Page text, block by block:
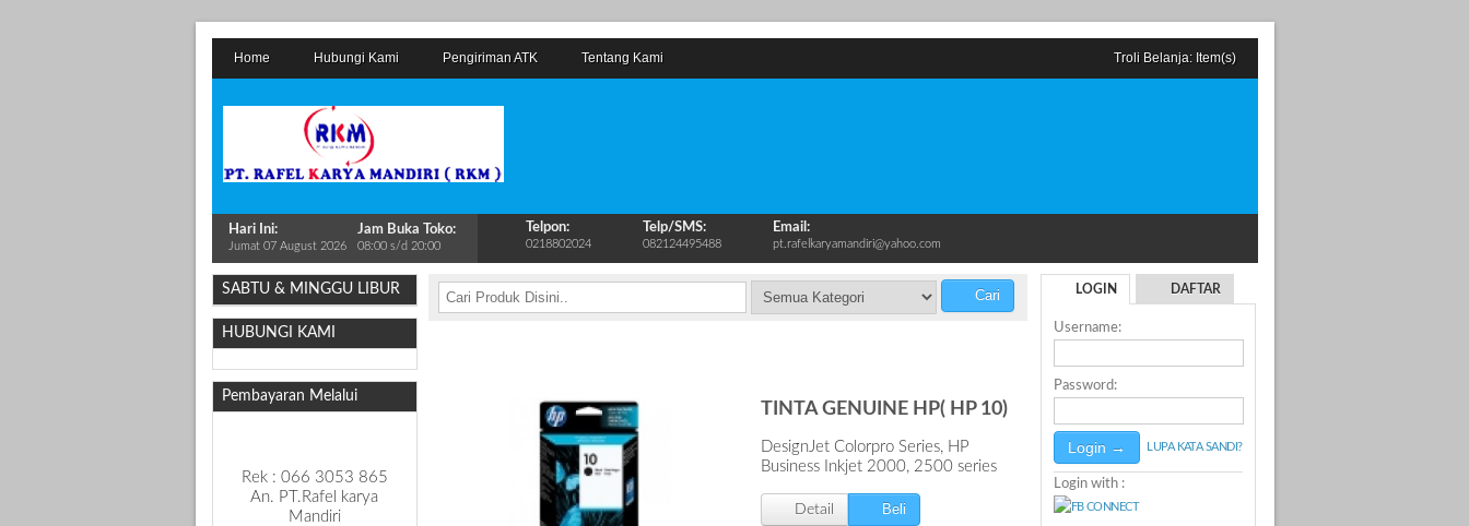
Home Hubungi Kami Pengiriman ATK Tentang Kami Troli Belanja: Item(s)
Hari Ini:
Jumat 07 August 2026
Jam Buka Toko:
08:00 s/d 20:00
Telpon:
0218802024
Telp/SMS:
082124495488
Email:
pt.rafelkaryamandiri@yahoo.com
SABTU & MINGGU LIBUR
HUBUNGI KAMI
Pembayaran Melalui
Rek : 066 3053 865
An. PT.Rafel karya
Mandiri
Cari
TINTA GENUINE HP( HP 10)
DesignJet Colorpro Series, HP
Business Inkjet 2000, 2500 series
Detail Beli
LOGIN DAFTAR
Username:
Password:
LUPA KATA SANDI?
Login with :